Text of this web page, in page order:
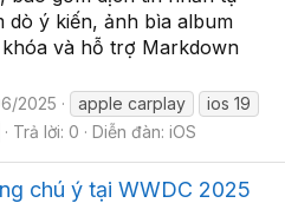
dò ý kiến, ảnh bìa album
và hỗ trợ Markdown
2025 apple carplay
ios 19
Trả lời: 0 Diễn đàn: iOS
chú ý tại WWDC 2025